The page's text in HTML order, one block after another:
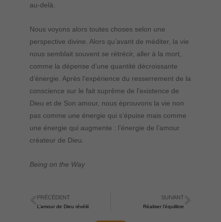
au-delà.
Nous voyons alors toutes choses selon une
perspective divine. Alors qu’avant de méditer, la vie
nous semblait souvent se rétrécir, aller à la mort,
comme la dépense d’une quantité décroissante
d’énergie. Après l’expérience du resserrement de la
conscience sur le fait suprême de l’existence de
Dieu et de Son amour, nous éprouvons la vie non
pas comme une énergie qui s’épuise mais comme
une énergie qui augmente : l’énergie de l’amour
créateur de Dieu.
Being on the Way
Précédent
PRÉCÉDENT
L’amour de Dieu révélé
SUIVANT
Réaliser l’équilibre